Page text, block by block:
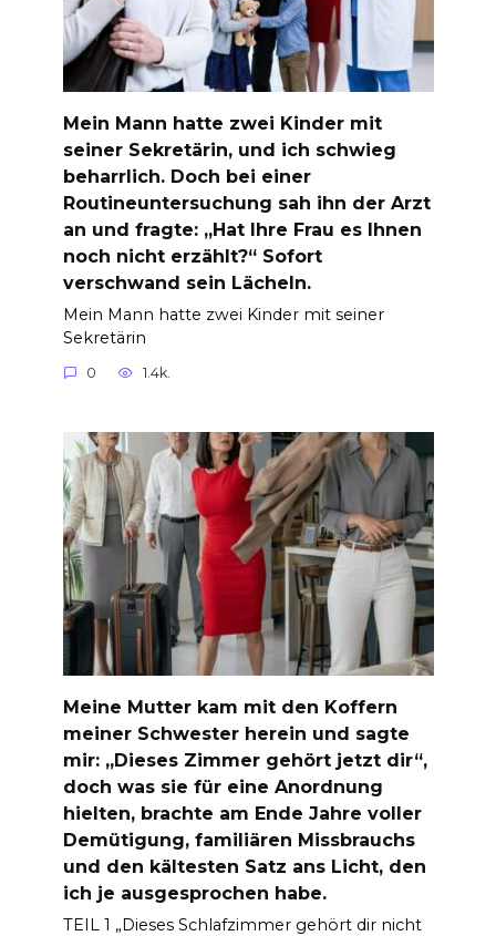
Mein Mann hatte zwei Kinder mit
seiner Sekretärin, und ich schwieg
beharrlich. Doch bei einer
Routineuntersuchung sah ihn der Arzt
an und fragte: „Hat Ihre Frau es Ihnen
noch nicht erzählt?“ Sofort
verschwand sein Lächeln.
Mein Mann hatte zwei Kinder mit seiner
Sekretärin
0 1.4k.
Meine Mutter kam mit den Koffern
meiner Schwester herein und sagte
mir: „Dieses Zimmer gehört jetzt dir“,
doch was sie für eine Anordnung
hielten, brachte am Ende Jahre voller
Demütigung, familiären Missbrauchs
und den kältesten Satz ans Licht, den
ich je ausgesprochen habe.
TEIL 1 „Dieses Schlafzimmer gehört dir nicht